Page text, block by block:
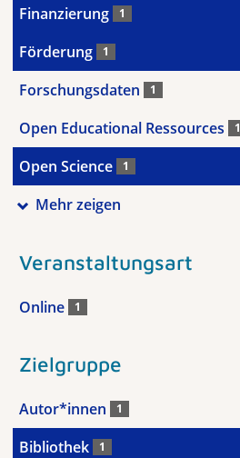
Finanzierung 1
Förderung 1
Forschungsdaten 1
Open Educational Ressources 1
Open Science 1
Mehr zeigen
Veranstaltungsart
Online 1
Zielgruppe
Autor*innen 1
Bibliothek 1